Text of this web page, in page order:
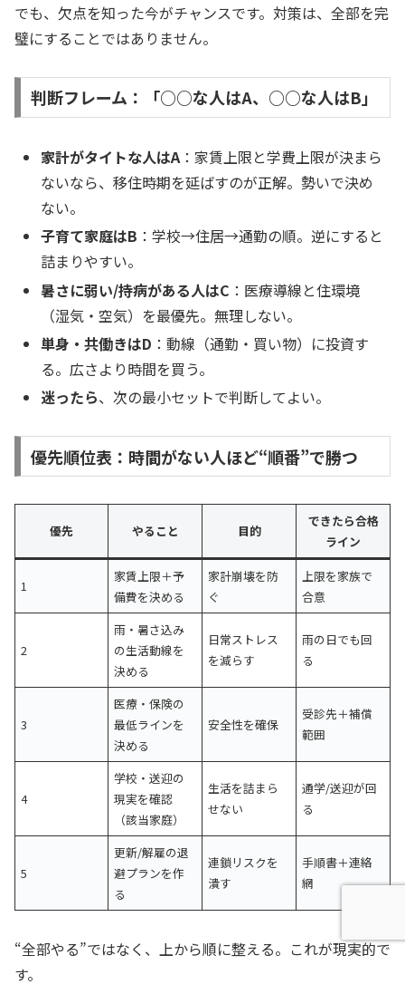
でも、欠点を知った今がチャンスです。対策は、全部を完
璧にすることではありません。
判断フレーム：「○○な人はA、○○な人はB」
家計がタイトな人はA：家賃上限と学費上限が決まら
ないなら、移住時期を延ばすのが正解。勢いで決め
ない。
子育て家庭はB ：学校→住居→通勤の順。逆にすると
詰まりやすい。
暑さに弱い/持病がある人はC ：医療導線と住環境
（湿気・空気）を最優先。無理しない。
単身・共働きはD ：動線（通勤・買い物）に投資す
る。広さより時間を買う。
迷ったら、次の最小セットで判断してよい。
優先順位表：時間がない人ほど“順番”で勝つ
優先 やること 目的
できたら合格
ライン
1
家賃上限＋予
備費を決める
家計崩壊を防
ぐ
上限を家族で
合意
2
雨・暑さ込み
の生活動線を
決める
日常ストレス
を減らす
雨の日でも回
る
3
医療・保険の
最低ラインを
決める
安全性を確保
受診先＋補償
範囲
4
学校・送迎の
現実を確認
（該当家庭）
生活を詰まら
せない
通学/送迎が回
る
5
更新/解雇の退
避プランを作
る
連鎖リスクを
潰す
手順書＋連絡
網
“全部やる”ではなく、上から順に整える。これが現実的で
す。